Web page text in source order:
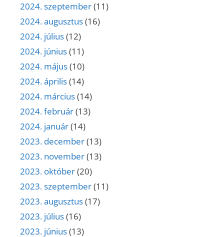
2024. szeptember(11)
2024. augusztus(16)
2024. július(12)
2024. június(11)
2024. május(10)
2024. április(14)
2024. március(14)
2024. február(13)
2024. január(14)
2023. december(13)
2023. november(13)
2023. október(20)
2023. szeptember(11)
2023. augusztus(17)
2023. július(16)
2023. június(13)